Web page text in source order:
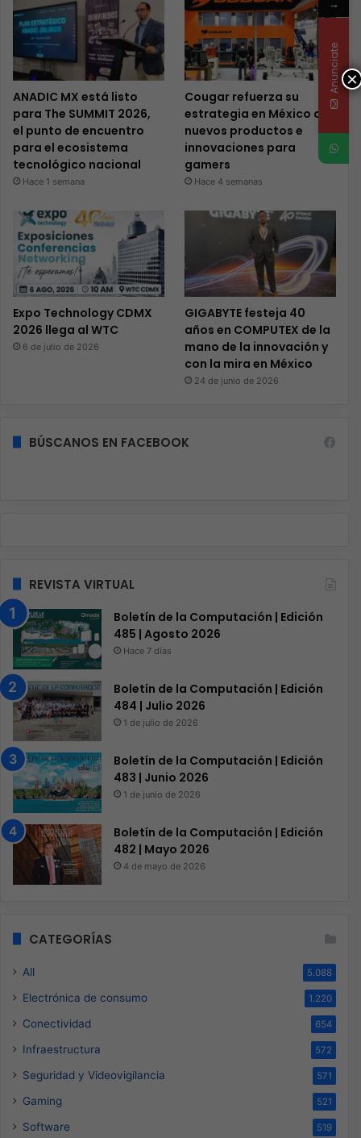
ANADIC MX está listo
para The SUMMIT 2026,
el punto de encuentro
para el ecosistema
tecnológico nacional
Hace 1 semana
Cougar refuerza su
estrategia en México con
nuevos productos e
innovaciones para
gamers
Hace 4 semanas
Expo Technology CDMX
2026 llega al WTC
6 de julio de 2026
GIGABYTE festeja 40
años en COMPUTEX de la
mano de la innovación y
con la mira en México
24 de junio de 2026
BÚSCANOS EN FACEBOOK
REVISTA VIRTUAL
Boletín de la Computación | Edición
485 | Agosto 2026
Hace 7 días
Boletín de la Computación | Edición
484 | Julio 2026
1 de julio de 2026
Boletín de la Computación | Edición
483 | Junio 2026
1 de junio de 2026
Boletín de la Computación | Edición
482 | Mayo 2026
4 de mayo de 2026
CATEGORÍAS
All 5.088
Electrónica de consumo 1.220
Conectividad 654
Infraestructura 572
Seguridad y Videovigilancia 571
Gaming 521
Software 519
×
→
Anunciate